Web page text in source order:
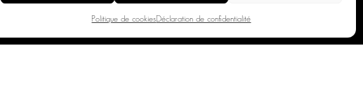
Politique de cookies Déclaration de confidentialité
DÔME CLUB